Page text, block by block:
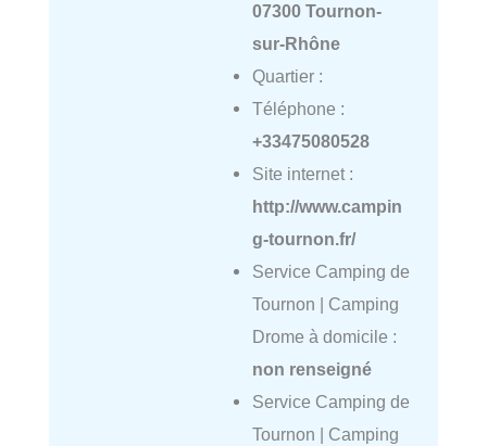
07300 Tournon-
sur-Rhône
Quartier :
Téléphone :
+33475080528
Site internet :
http://www.campin
g-tournon.fr/
Service Camping de
Tournon | Camping
Drome à domicile :
non renseigné
Service Camping de
Tournon | Camping